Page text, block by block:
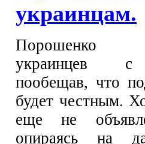
украинцам.
Порошенко
украинцев с
пообещав, что
будет честным.
еще не
опираясь на